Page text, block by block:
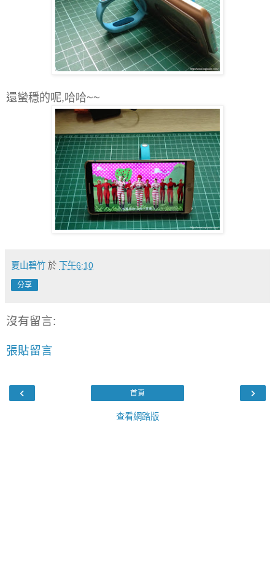
還蠻穩的呢,哈哈~~
夏山碧竹 於 下午6:10
分享
沒有留言:
張貼留言
‹ ›
首頁
查看網路版